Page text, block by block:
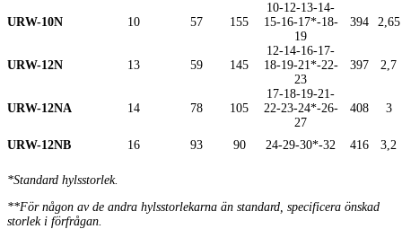
URW-10N 10 57 155
10-12-13-14-
15-16-17*-18-
19
394 2,65
URW-12N 13 59 145
12-14-16-17-
18-19-21*-22-
23
397 2,7
URW-12NA 14 78 105
17-18-19-21-
22-23-24*-26-
27
408 3
URW-12NB 16 93 90 24-29-30*-32 416 3,2
*Standard hylsstorlek.
**För någon av de andra hylsstorlekarna än standard, specificera önskad
storlek i förfrågan.